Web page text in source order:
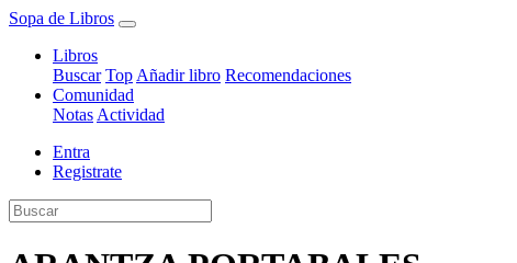
Sopa de Libros
Libros
Buscar Top Añadir libro Recomendaciones
Comunidad
Notas Actividad
Entra
Registrate